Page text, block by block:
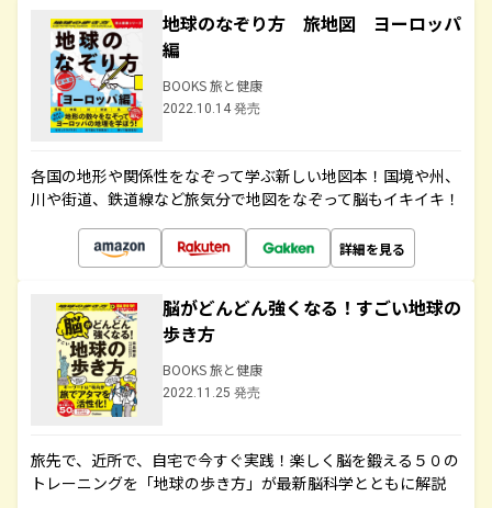
地球のなぞり方 旅地図 ヨーロッパ
編
BOOKS 旅と健康
2022.10.14 発売
各国の地形や関係性をなぞって学ぶ新しい地図本！国境や州、
川や街道、鉄道線など旅気分で地図をなぞって脳もイキイキ！
詳細を見る
脳がどんどん強くなる！すごい地球の
歩き方
BOOKS 旅と健康
2022.11.25 発売
旅先で、近所で、自宅で今すぐ実践！楽しく脳を鍛える５０の
トレーニングを「地球の歩き方」が最新脳科学とともに解説